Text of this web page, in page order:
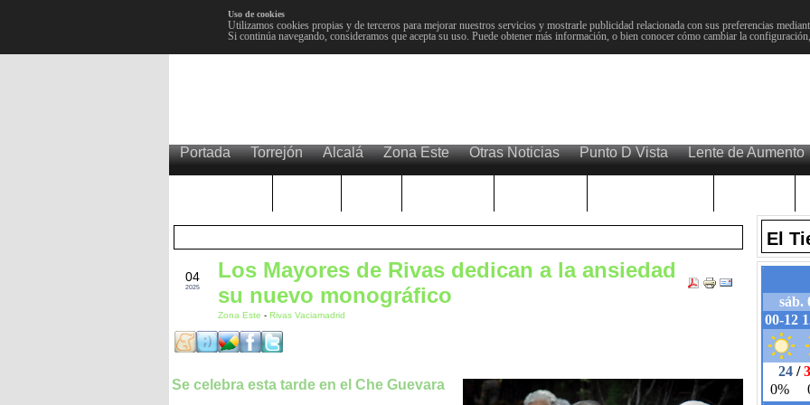
Uso de cookies
Utilizamos cookies propias y de terceros para mejorar nuestros servicios y mostrarle publicidad relacionada con sus preferencias
Si continúa navegando, consideramos que acepta su uso. Puede obtener más información, o bien conocer cómo cambiar la
Portada Torrejón Alcalá Zona Este Otras Noticias Punto D Vista Lente de Aumento
04
2025
Los Mayores de Rivas dedican a la ansiedad
su nuevo monográfico
Zona Este - Rivas Vaciamadrid
Se celebra esta tarde en el Che Guevara
El